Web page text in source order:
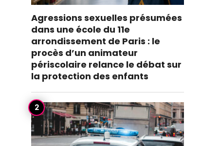
Agressions sexuelles présumées
dans une école du 11e
arrondissement de Paris : le
procès d’un animateur
périscolaire relance le débat sur
la protection des enfants